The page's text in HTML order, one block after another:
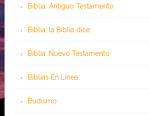
Biblia: Antiguo Testamento
Biblia: la Biblia dice
Biblia: Nuevo Testamento
Bíblias En Línea
Budismo